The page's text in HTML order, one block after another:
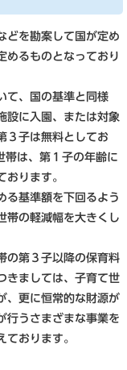
どを勘案して国が定め
めるものとなっており
て、国の基準と同様
設に入園、または対象
３子は無料としてお
は、第１子の年齢に
おります。
る基準額を下回るよう
帯の軽減幅を大きくし
の第３子以降の保育料
きましては、子育て世
、更に恒常的な財源が
行うさまざまな事業を
おります。